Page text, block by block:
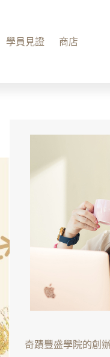
學員見證 商店
奇蹟豐盛學院的創